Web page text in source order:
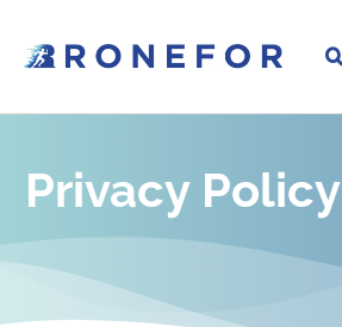
contenuto
Privacy Policy